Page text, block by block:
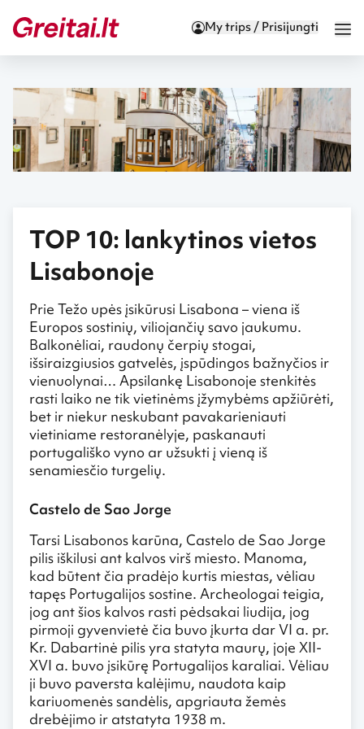
My trips / Prisijungti
TOP 10: lankytinos vietos
Lisabonoje
Prie Težo upės įsikūrusi Lisabona – viena iš
Europos sostinių, viliojančių savo jaukumu.
Balkonėliai, raudonų čerpių stogai,
išsiraizgiusios gatvelės, įspūdingos bažnyčios ir
vienuolynai… Apsilankę Lisabonoje stenkitės
rasti laiko ne tik vietinėms įžymybėms apžiūrėti,
bet ir niekur neskubant pavakarieniauti
vietiniame restoranėlyje, paskanauti
portugališko vyno ar užsukti į vieną iš
senamiesčio turgelių.
Castelo de Sao Jorge
Tarsi Lisabonos karūna, Castelo de Sao Jorge
pilis iškilusi ant kalvos virš miesto. Manoma,
kad būtent čia pradėjo kurtis miestas, vėliau
tapęs Portugalijos sostine. Archeologai teigia,
jog ant šios kalvos rasti pėdsakai liudija, jog
pirmoji gyvenvietė čia buvo įkurta dar VI a. pr.
Kr. Dabartinė pilis yra statyta maurų, joje XII-
XVI a. buvo įsikūrę Portugalijos karaliai. Vėliau
ji buvo paversta kalėjimu, naudota kaip
kariuomenės sandėlis, apgriauta žemės
drebėjimo ir atstatyta 1938 m.